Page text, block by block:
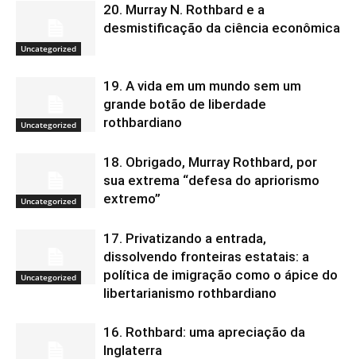
Uncategorized
20. Murray N. Rothbard e a
desmistificação da ciência econômica
Uncategorized
19. A vida em um mundo sem um
grande botão de liberdade
rothbardiano
Uncategorized
18. Obrigado, Murray Rothbard, por
sua extrema “defesa do apriorismo
extremo”
Uncategorized
17. Privatizando a entrada,
dissolvendo fronteiras estatais: a
política de imigração como o ápice do
libertarianismo rothbardiano
16. Rothbard: uma apreciação da
Inglaterra